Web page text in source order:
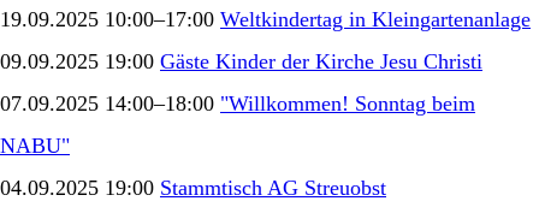
19.09.2025 10:00–17:00 Weltkindertag in Kleingartenanlage
09.09.2025 19:00 Gäste Kinder der Kirche Jesu Christi
07.09.2025 14:00–18:00 "Willkommen! Sonntag beim
NABU"
04.09.2025 19:00 Stammtisch AG Streuobst